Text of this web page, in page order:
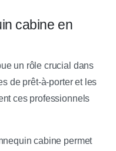
cabine en
un rôle crucial dans
de prêt-à-porter et les
ces professionnels
cabine permet